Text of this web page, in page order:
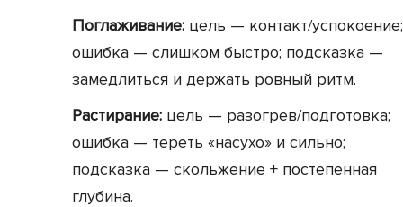
Поглаживание: цель — контакт/успокоение;
ошибка — слишком быстро; подсказка —
замедлиться и держать ровный ритм.
Растирание: цель — разогрев/подготовка;
ошибка — тереть «насухо» и сильно;
подсказка — скольжение + постепенная
глубина.